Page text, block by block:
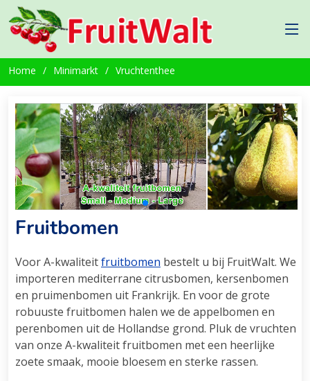
Home Minimarkt Vruchtenthee
Fruitbomen
Voor A-kwaliteitfruitbomen bestelt u bij FruitWalt. We
importeren mediterrane citrusbomen, kersenbomen
en pruimenbomen uit Frankrijk. En voor de grote
robuuste fruitbomen halen we de appelbomen en
perenbomen uit de Hollandse grond. Pluk de vruchten
van onze A-kwaliteit fruitbomen met een heerlijke
zoete smaak, mooie bloesem en sterke rassen.